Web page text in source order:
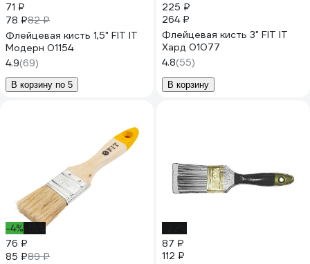
71 ₽
78 ₽82 ₽
Флейцевая кисть 1,5" FIT IT
Модерн 01154
4.9(69)
В корзину по 5
225 ₽
264 ₽
Флейцевая кисть 3" FIT IT
Хард 01077
4.8(55)
В корзину
-4%
76 ₽
85 ₽89 ₽
87 ₽
112 ₽